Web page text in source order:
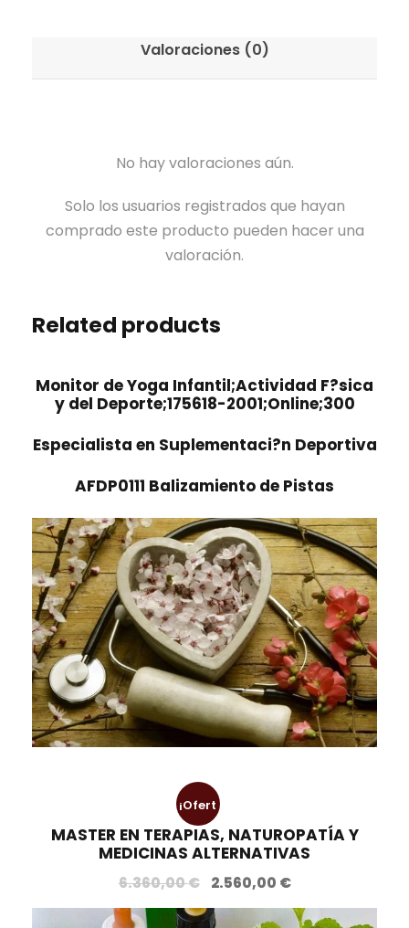
Valoraciones (0)
No hay valoraciones aún.
Solo los usuarios registrados que hayan
comprado este producto pueden hacer una
valoración.
Related products
Monitor de Yoga Infantil;Actividad F?sica
y del Deporte;175618-2001;Online;300
Especialista en Suplementaci?n Deportiva
AFDP0111 Balizamiento de Pistas
¡Ofert
a!
MASTER EN TERAPIAS, NATUROPATÍA Y
MEDICINAS ALTERNATIVAS
6.360,00€
E
l
2.560,00 €E
l